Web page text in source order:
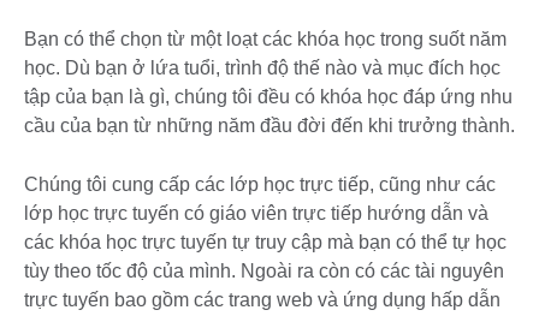
Bạn có thể chọn từ một loạt các khóa học trong suốt năm
học. Dù bạn ở lứa tuổi, trình độ thế nào và mục đích học
tập của bạn là gì, chúng tôi đều có khóa học đáp ứng nhu
cầu của bạn từ những năm đầu đời đến khi trưởng thành.
Chúng tôi cung cấp các lớp học trực tiếp, cũng như các
lớp học trực tuyến có giáo viên trực tiếp hướng dẫn và
các khóa học trực tuyến tự truy cập mà bạn có thể tự học
tùy theo tốc độ của mình. Ngoài ra còn có các tài nguyên
trực tuyến bao gồm các trang web và ứng dụng hấp dẫn